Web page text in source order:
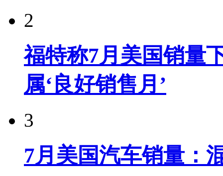
2
福特称7月美国销量
属‘良好销售月’
3
7月美国汽车销量：